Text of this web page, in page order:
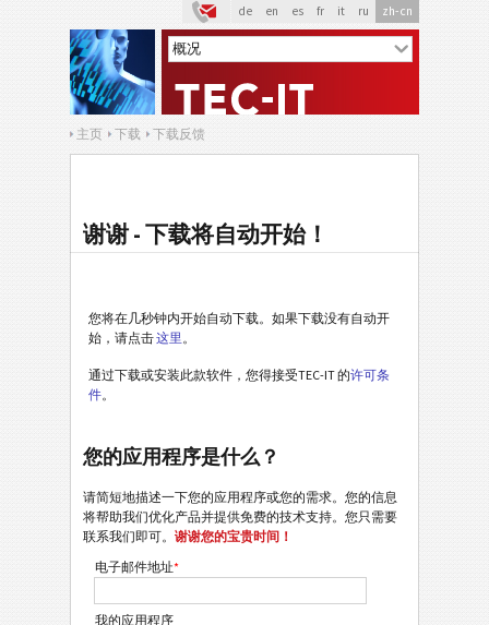
de en es fr it ru zh-cn
主页 下载 下载反馈
谢谢 - 下载将自动开始！
您将在几秒钟内开始自动下载。如果下载没有自动开
始，请点击这里。
通过下载或安装此款软件，您得接受TEC-IT 的许可条
件。
您的应用程序是什么？
请简短地描述一下您的应用程序或您的需求。您的信息
将帮助我们优化产品并提供免费的技术支持。您只需要
联系我们即可。 谢谢您的宝贵时间！
电子邮件地址*
我的应用程序